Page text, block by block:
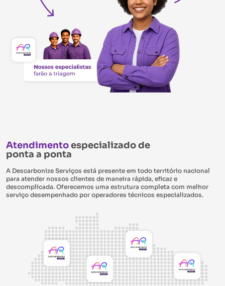
Atendimentoespecializado de
ponta a ponta
A Descarbonize Serviços está presente em todo território nacional
para atender nossos clientes de maneira rápida, eficaz e
descomplicada. Oferecemos uma estrutura completa com melhor
serviço desempenhado por operadores técnicos especializados.